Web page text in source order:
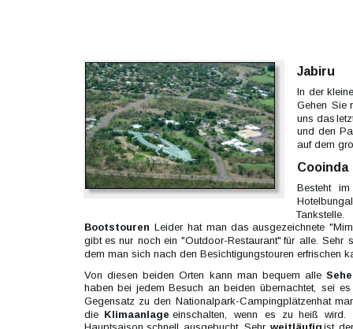
Jabiru
In der
Gehen Sie
uns das
und den
auf dem
Cooinda
Besteht
Bootstouren. Leider hat man das ausgezeichnete
gibt es nur noch ein "Outdoor-Restaurant" für alle. Sehr
dem man sich nach den Besichtigungstouren erfrischen
Von diesen beiden Orten kann man bequem alle
haben bei jedem Besuch an beiden übernachtet, sei
Gegensatz zu den Nationalpark-Campingplätzen hat
die Klimaanlage einschalten, wenn es zu heiß